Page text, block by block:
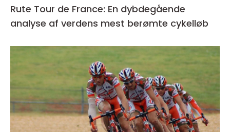
Rute Tour de France: En dybdegående
analyse af verdens mest berømte cykelløb